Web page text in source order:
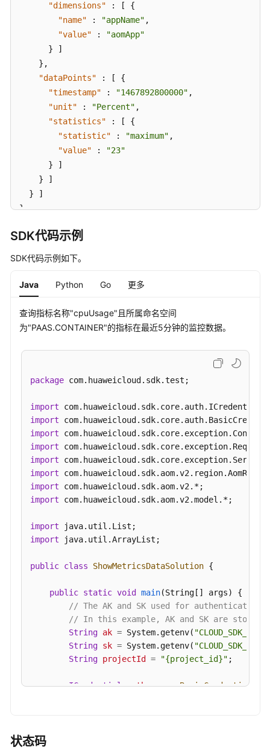
"dimensions"
: [
{
"name"
: "appName" ,
"value"
:
"aomApp"
}
]
} ,
"dataPoints"
: [
{
"timestamp"
: "1467892800000" ,
"unit"
: "Percent" ,
"statistics"
: [
{
"statistic"
: "maximum" ,
"value"
:
"23"
}
]
}
]
}
]
}
SDK代码示例
SDK代码示例如下。
Java Python Go 更多
查询指标名称"cpuUsage"且所属命名空间
为"PAAS.CONTAINER"的指标在最近5分钟的监控数据。
package com.huaweicloud.sdk.test;
import
import
import
import
import
import
import
import com.huaweicloud.sdk.aom.v2.model.*;
import
import java.util.ArrayList;
public class ShowMetricsDataSolution {
public static void main(String[] args)
{
// The AK and SK used for
// In this example, AK and SK are stored
String ak = System.getenv( "CLOUD_SDK_AK"
String sk = System.getenv( "CLOUD_SDK_SK"
String projectId = "{project_id}" ;
ICredential auth = new BasicCredentials
状态码